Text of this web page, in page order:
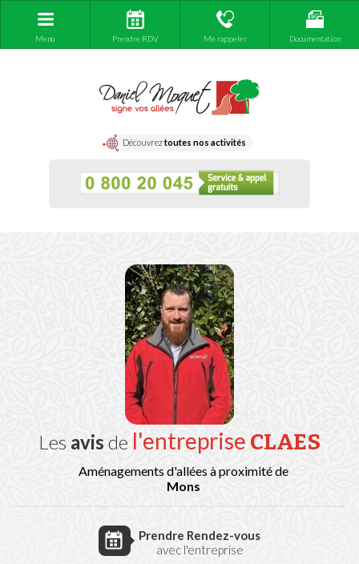
Menu Prendre RDV Me rappeler Documentation
Découvreztoutes nos activités
Les avis de l'entreprise CLAES
Aménagements d'allées à proximité de
Mons
Prendre Rendez-vous
avec l'entreprise